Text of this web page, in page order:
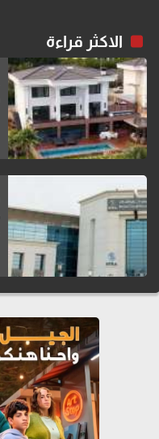
الاكثر قراءة